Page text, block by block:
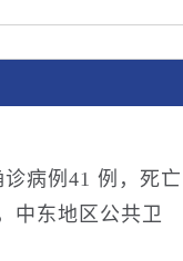
病例41 例，死亡
中东地区公共卫